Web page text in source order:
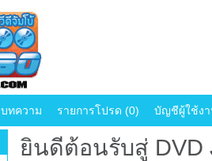
บทความ รายการโปรด (0) บัญชีผู้ใช้ง
ยินดีต้อนรับสู่ DVD